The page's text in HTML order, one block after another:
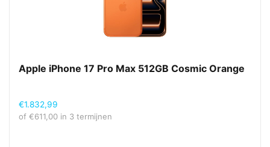
Apple iPhone 17 Pro Max 512GB Cosmic Orange
€1.832,99
of €611,00 in 3 termijnen